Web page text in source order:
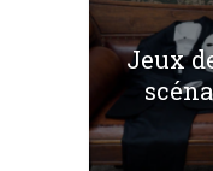
Jeux